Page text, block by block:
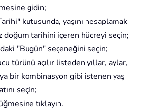
gidin;
kutusunda, yaşını hesaplamak
doğum tarihini içeren hücreyi seçin;
"Bugün" seçeneğini seçin;
türünü açılır listeden yıllar, aylar,
bir kombinasyon gibi istenen yaş
seçin;
tıklayın.